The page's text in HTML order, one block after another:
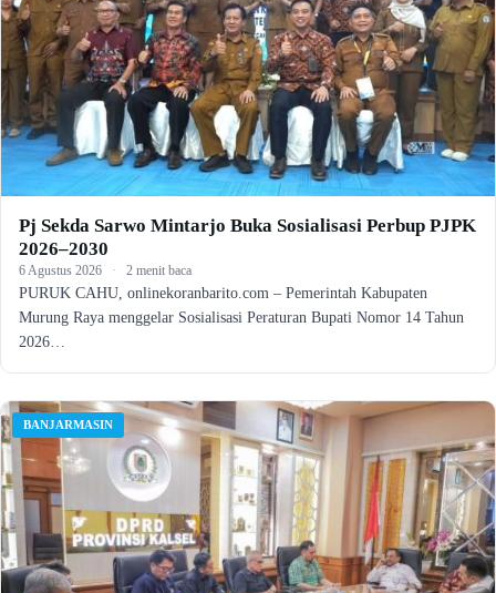
Pj Sekda Sarwo Mintarjo Buka Sosialisasi Perbup PJPK
2026–2030
6 Agustus 2026 · 2 menit baca
PURUK CAHU, onlinekoranbarito.com – Pemerintah Kabupaten
Murung Raya menggelar Sosialisasi Peraturan Bupati Nomor 14 Tahun
2026…
BANJARMASIN